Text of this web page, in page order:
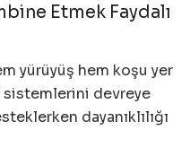
Etmek Faydalı
yürüyüş hem koşu yer
sistemlerini devreye
dayanıklılığı